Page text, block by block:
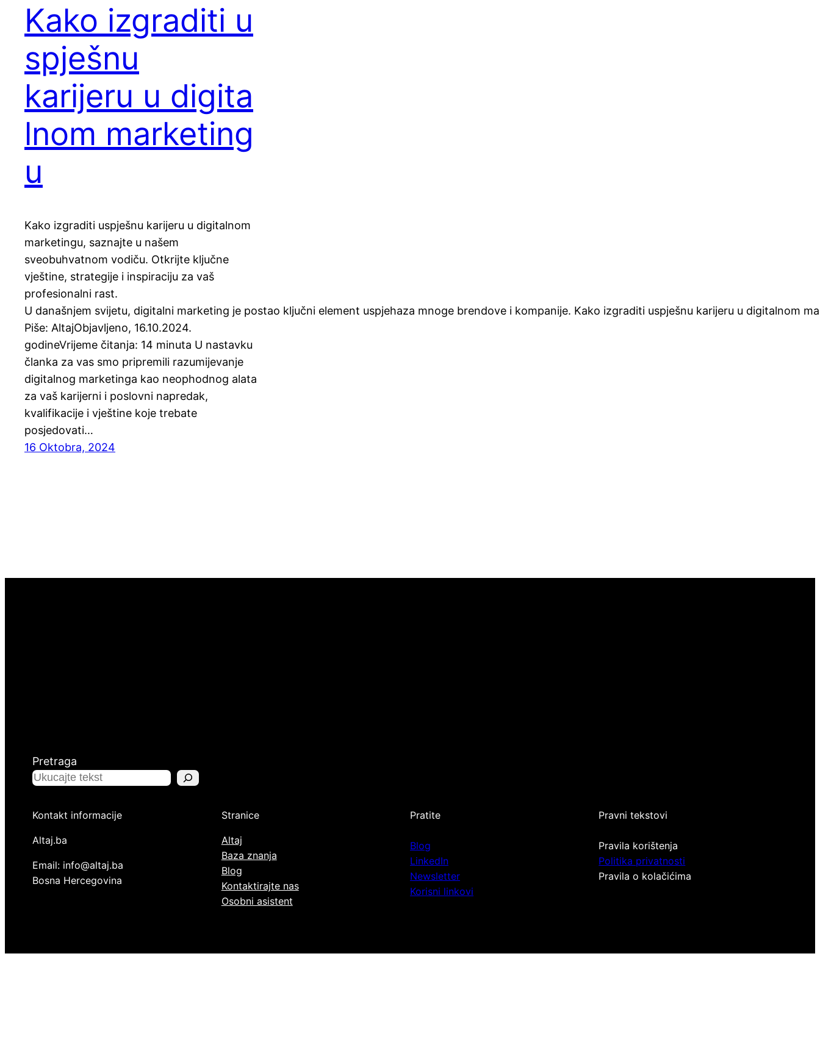
Kako izgraditi u
spješnu
karijeru u digita
lnom marketing
u
Kako izgraditi uspješnu karijeru u digitalnom
marketingu, saznajte u našem
sveobuhvatnom vodiču. Otkrijte ključne
vještine, strategije i inspiraciju za vaš
profesionalni rast.
U današnjem svijetu, digitalni marketing je postao ključni element uspjehaza mnoge brendove i kompanije. Kako izgraditi uspješnu karijeru u digitalnom
Piše: AltajObjavljeno, 16.10.2024.
godineVrijeme čitanja: 14 minuta U nastavku
članka za vas smo pripremili razumijevanje
digitalnog marketinga kao neophodnog alata
za vaš karijerni i poslovni napredak,
kvalifikacije i vještine koje trebate
posjedovati…
16 Oktobra, 2024
Pretraga
Kontakt informacije
Altaj.ba
Email: info@altaj.ba
Bosna Hercegovina
Stranice
Altaj
Baza znanja
Blog
Kontaktirajte nas
Osobni asistent
Pratite
Blog
LinkedIn
Newsletter
Korisni linkovi
Pravni tekstovi
Pravila korištenja
Politika privatnosti
Pravila o kolačićima